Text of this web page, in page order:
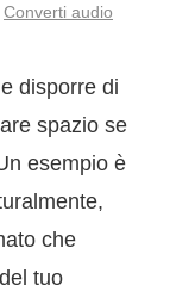
Converti audio
disporre di
spazio se
esempio è
che
tuo